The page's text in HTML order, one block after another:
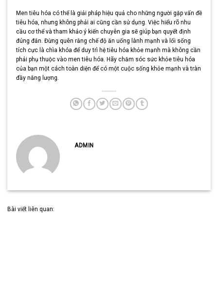
Men tiêu hóa có thể là giải pháp hiệu quả cho những người gặp vấn đề
tiêu hóa, nhưng không phải ai cũng cần sử dụng. Việc hiểu rõ nhu
cầu cơ thể và tham khảo ý kiến chuyên gia sẽ giúp bạn quyết định
đúng đắn. Đừng quên rằng chế độ ăn uống lành mạnh và lối sống
tích cực là chìa khóa để duy trì hệ tiêu hóa khỏe mạnh mà không cần
phải phụ thuộc vào men tiêu hóa. Hãy chăm sóc sức khỏe tiêu hóa
của bạn một cách toàn diện để có một cuộc sống khỏe mạnh và tràn
đầy năng lượng.
ADMIN
Bài viết liên quan: